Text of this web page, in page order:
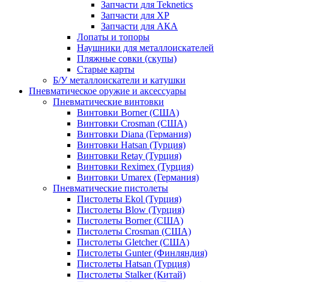
Запчасти для Teknetics
Запчасти для XP
Запчасти для АКА
Лопаты и топоры
Наушники для металлоискателей
Пляжные совки (скупы)
Старые карты
Б/У металлоискатели и катушки
Пневматическое оружие и аксессуары
Пневматические винтовки
Винтовки Borner (США)
Винтовки Crosman (США)
Винтовки Diana (Германия)
Винтовки Hatsan (Турция)
Винтовки Retay (Турция)
Винтовки Reximex (Турция)
Винтовки Umarex (Германия)
Пневматические пистолеты
Пистолеты Ekol (Турция)
Пистолеты Blow (Турция)
Пистолеты Borner (США)
Пистолеты Crosman (США)
Пистолеты Gletcher (США)
Пистолеты Gunter (Финляндия)
Пистолеты Hatsan (Турция)
Пистолеты Stalker (Китай)